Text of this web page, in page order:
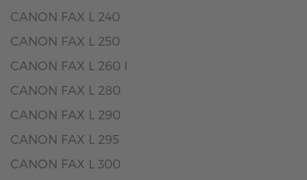
CANON FAX L 240
CANON FAX L 250
CANON FAX L 260 I
CANON FAX L 280
CANON FAX L 290
CANON FAX L 295
CANON FAX L 300